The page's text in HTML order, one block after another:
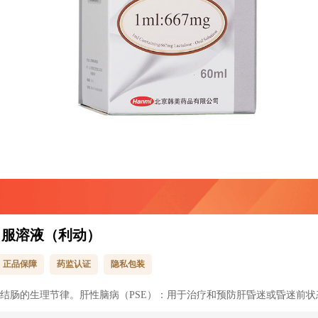
溶液（利动）
正品保障 药监认证 隐私包装
肠的生理节律。肝性脑病（PSE）：用于治疗和预防肝昏迷或昏迷前状